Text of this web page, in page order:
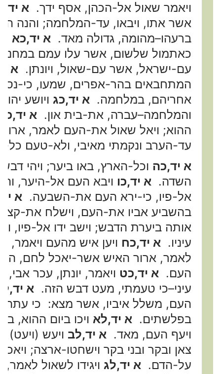
ויאמר שאול אל-הכהן, אסף ידך.א
אשר אתו, ויבאו, עד-המלחמה; והנה
ברעהו–מהומה, גדולה מאד.א יד,כא
כאתמול שלשום, אשר עלו עמם
עם-ישראל, אשר עם-שאול, ויונתן.א
המתחבאים בהר-אפרים, שמעו, כי-
אחריהם, במלחמה.א יד,כג ויושע
והמלחמה–עברה, את-בית און.א
ההוא; ויאל שאול את-העם לאמר,
עד-הערב ונקמתי מאיבי, ולא-טעם
א יד,כה וכל-הארץ, באו ביער; ויהי
השדה.א יד,כו ויבא העם אל-היער,
אל-פיו, כי-ירא העם את-השבעה.א
בהשביע אביו את-העם, וישלח את-
אותה ביערת הדבש; וישב ידו אל-פיו,
עיניו.א יד,כח ויען איש מהעם
לאמר, ארור האיש אשר-יאכל לחם,
העם.א יד,כט ויאמר, יונתן, עכר
עיני–כי טעמתי, מעט דבש הזה.א יד,ל
העם, משלל איביו, אשר מצא: כי
בפלשתים.א יד,לא ויכו ביום ההוא,
ויעף העם, מאד.א יד,לב ויעש
צאן ובקר ובני בקר וישחטו-ארצה;
על-הדם.א יד,לג ויגידו לשאול